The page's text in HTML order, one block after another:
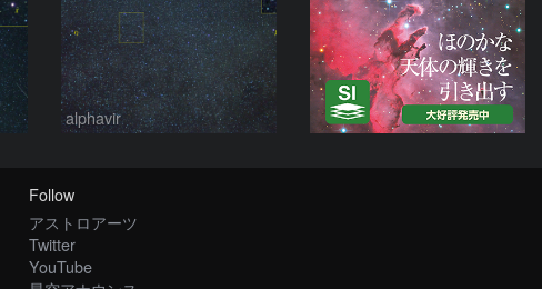
alphavir
Follow
アストロアーツ
Twitter
YouTube